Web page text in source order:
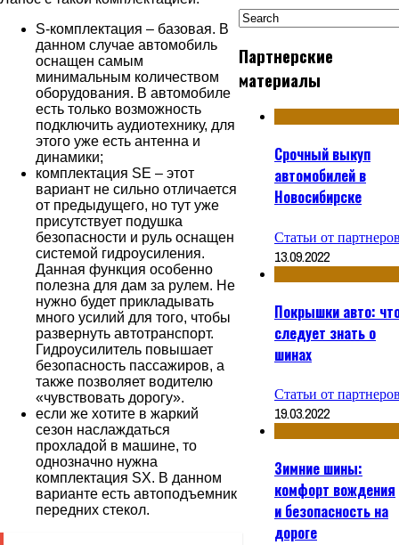
S-комплектация ‒ базовая. В
данном случае автомобиль
оснащен самым
минимальным количеством
оборудования. В автомобиле
есть только возможность
подключить аудиотехнику, для
этого уже есть антенна и
динамики;
комплектация SE ‒ этот
вариант не сильно отличается
от предыдущего, но тут уже
присутствует подушка
безопасности и руль оснащен
системой гидроусиления.
Данная функция особенно
полезна для дам за рулем. Не
нужно будет прикладывать
много усилий для того, чтобы
развернуть автотранспорт.
Гидроусилитель повышает
безопасность пассажиров, а
также позволяет водителю
«чувствовать дорогу».
если же хотите в жаркий
сезон наслаждаться
прохладой в машине, то
однозначно нужна
комплектация SX. В данном
варианте есть автоподъемник
передних стекол.
Партнерские
материалы
Срочный выкуп
автомобилей в
Новосибирске
Статьи от
13.09.2022
Покрышки авто:
следует знать о
шинах
Статьи от
19.03.2022
Зимние шины:
комфорт вождения
и безопасность на
дороге